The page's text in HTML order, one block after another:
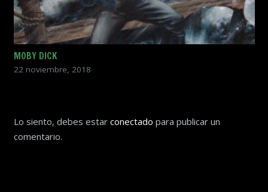
MOBY DICK
22 noviembre, 2018
Lo siento, debes estar conectado para publicar un
comentario.